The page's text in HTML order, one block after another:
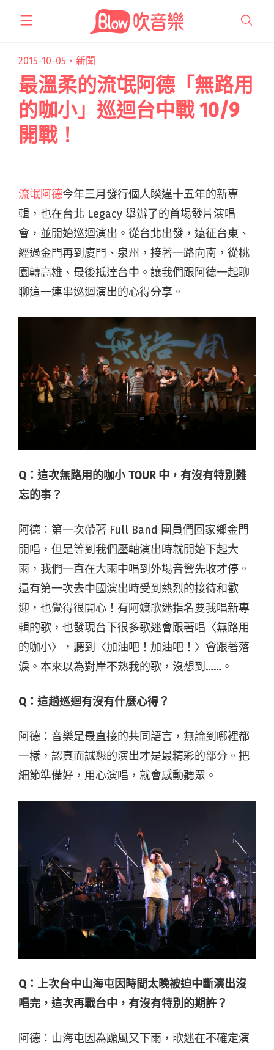
2015-10-05・ 新聞
最溫柔的流氓阿德「無路用
的咖小」巡迴台中戰 10/9
開戰！
流氓阿德今年三月發行個人睽違十五年的新專
輯，也在台北 Legacy 舉辦了的首場發片演唱
會，並開始巡迴演出。從台北出發，遠征台東、
經過金門再到廈門、泉州，接著一路向南，從桃
園轉高雄、最後抵達台中。讓我們跟阿德一起聊
聊這一連串巡迴演出的心得分享。
Q：這次無路用的咖小 TOUR 中，有沒有特別難
忘的事？
阿德：第一次帶著 Full Band 團員們回家鄉金門
開唱，但是等到我們壓軸演出時就開始下起大
雨，我們一直在大雨中唱到外場音響先收才停。
還有第一次去中國演出時受到熱烈的接待和歡
迎，也覺得很開心！有阿嬤歌迷指名要我唱新專
輯的歌，也發現台下很多歌迷會跟著唱〈無路用
的咖小〉，聽到〈加油吧！加油吧！〉會跟著落
淚。本來以為對岸不熟我的歌，沒想到……。
Q：這趟巡迴有沒有什麼心得？
阿德：音樂是最直接的共同語言，無論到哪裡都
一樣，認真而誠懇的演出才是最精彩的部分。把
細節準備好，用心演唱，就會感動聽眾。
Q：上次台中山海屯因時間太晚被迫中斷演出沒
唱完，這次再戰台中，有沒有特別的期許？
阿德：山海屯因為颱風又下雨，歌迷在不確定演